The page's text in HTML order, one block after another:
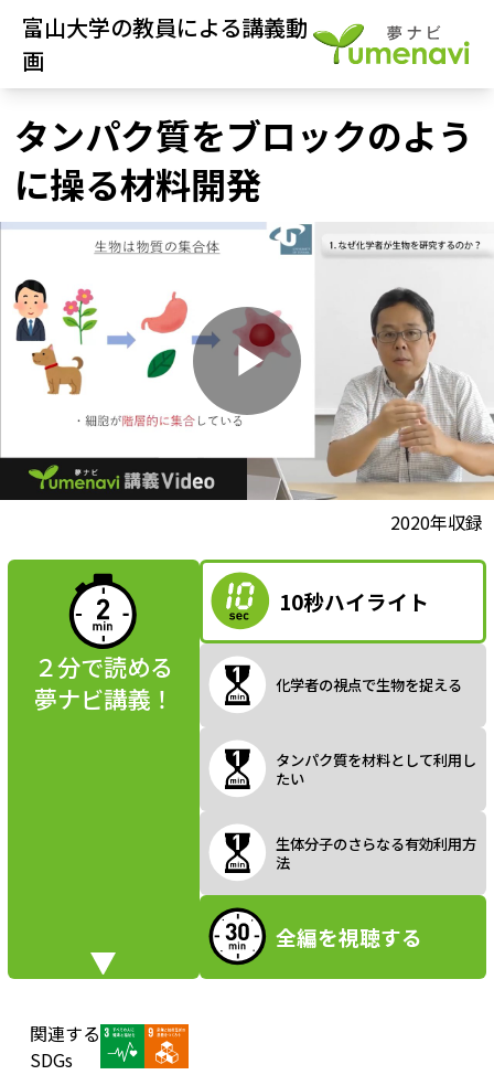
富山大学の教員による講義動
画
タンパク質をブロックのよう
に操る材料開発
P
a
y
V
i
2020年収録
２分で読める
夢ナビ講義！
10秒ハイライト
化学者の視点で生物を捉える
タンパク質を材料として利用し
たい
生体分子のさらなる有効利用方
法
全編を視聴する
関連する
SDGs